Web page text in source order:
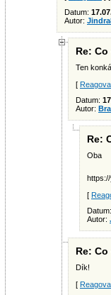
Datum:
Autor:
Re:
Ten
[
Datum:
Autor:
Re:
Oba
[
Datum:
Autor:
Re:
Dík!
[